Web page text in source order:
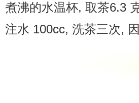
茶商茶
煮沸的水温杯, 取茶6.3
注水 100cc, 洗茶三次,